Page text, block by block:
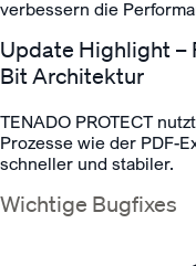
verbessern die
Update Highlight –
Bit Architektur
TENADO PROTECT
Prozesse wie der PDF-
schneller und stabiler.
Wichtige Bugfixes